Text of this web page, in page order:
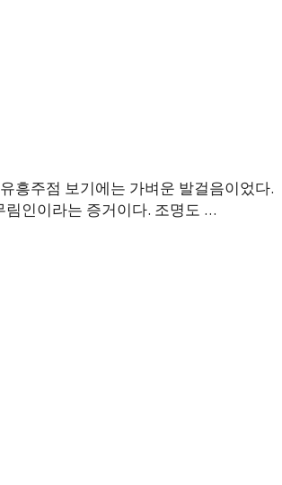
흥주점 보기에는 가벼운 발걸음이었다.
림인이라는 증거이다. 조명도 …